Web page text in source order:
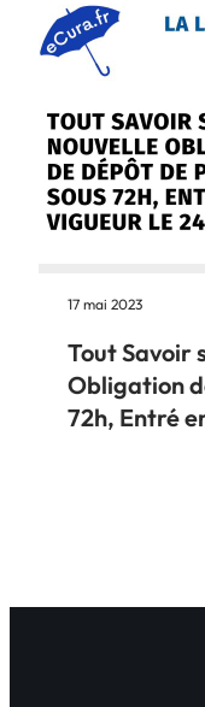
17 mai 2023
Tout Savoir
Obligation
72h, Entré